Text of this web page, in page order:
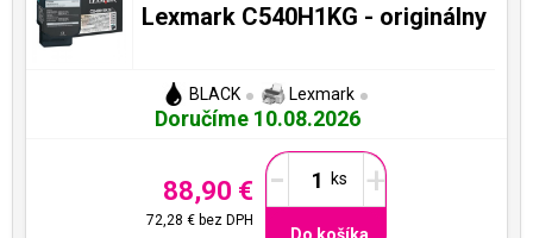
Lexmark C540H1KG - originálny
BLACK Lexmark
Doručíme 10.08.2026
88,90 €
72,28 € bez DPH
- +
Do košíka